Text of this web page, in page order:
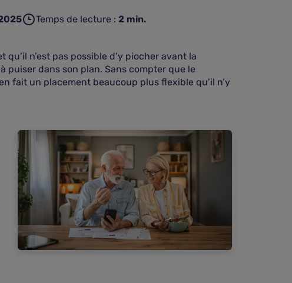
Temps de lecture : 2 min.
n’est pas possible d’y piocher avant la
dans son plan. Sans compter que le
fait un placement beaucoup plus flexible qu’il n’y